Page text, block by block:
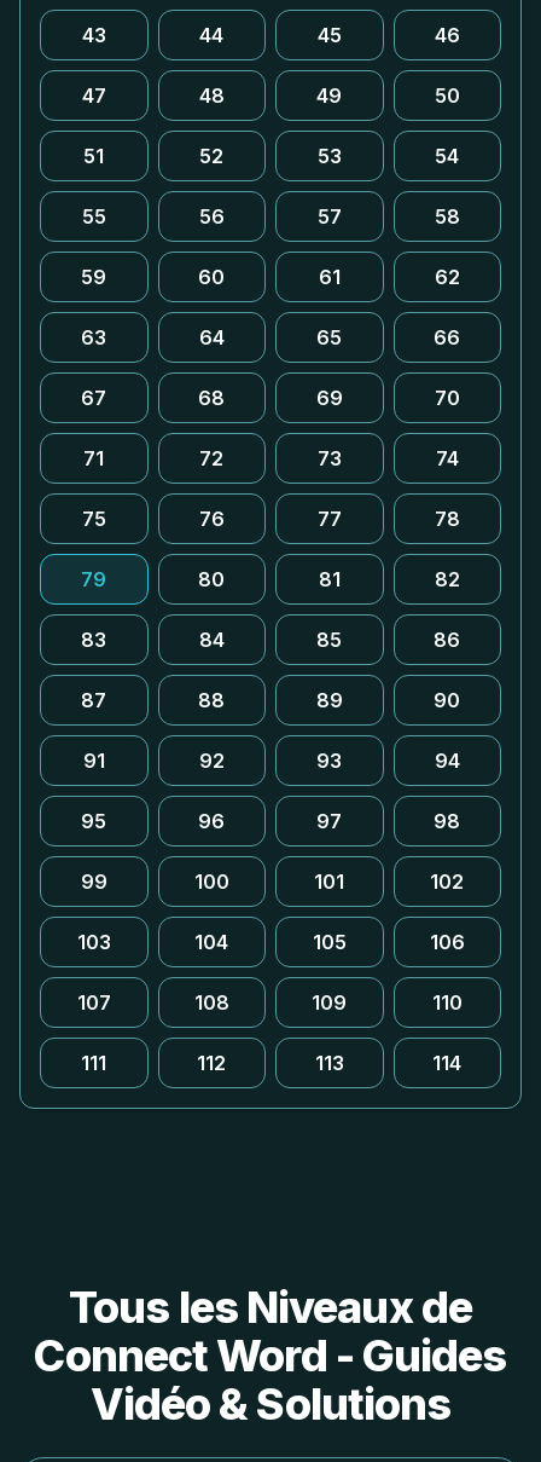
43 44 45 46
47 48 49 50
51 52 53 54
55 56 57 58
59 60 61 62
63 64 65 66
67 68 69 70
71 72 73 74
75 76 77 78
79 80 81 82
83 84 85 86
87 88 89 90
91 92 93 94
95 96 97 98
99 100 101 102
103 104 105 106
107 108 109 110
111 112 113 114
Tous les Niveaux de
Connect Word - Guides
Vidéo & Solutions